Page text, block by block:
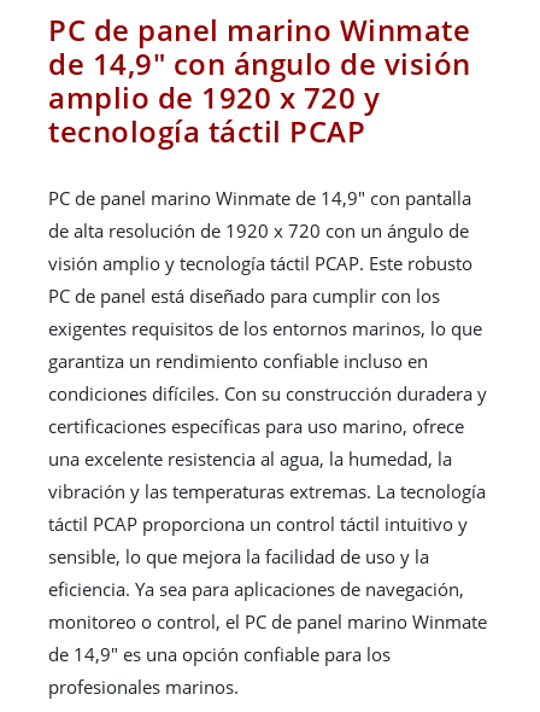
PC de panel marino Winmate
de 14,9" con ángulo de visión
amplio de 1920 x 720 y
tecnología táctil PCAP
PC de panel marino Winmate de 14,9" con pantalla
de alta resolución de 1920 x 720 con un ángulo de
visión amplio y tecnología táctil PCAP. Este robusto
PC de panel está diseñado para cumplir con los
exigentes requisitos de los entornos marinos, lo que
garantiza un rendimiento confiable incluso en
condiciones difíciles. Con su construcción duradera y
certificaciones específicas para uso marino, ofrece
una excelente resistencia al agua, la humedad, la
vibración y las temperaturas extremas. La tecnología
táctil PCAP proporciona un control táctil intuitivo y
sensible, lo que mejora la facilidad de uso y la
eficiencia. Ya sea para aplicaciones de navegación,
monitoreo o control, el PC de panel marino Winmate
de 14,9" es una opción confiable para los
profesionales marinos.